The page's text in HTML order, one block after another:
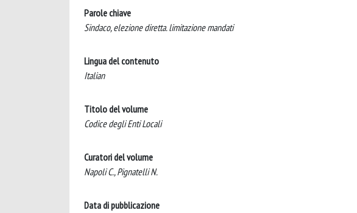
Parole chiave
Sindaco, elezione diretta. limitazione mandati
Lingua del contenuto
Italian
Titolo del volume
Codice degli Enti Locali
Curatori del volume
Napoli C., Pignatelli N.
Data di pubblicazione